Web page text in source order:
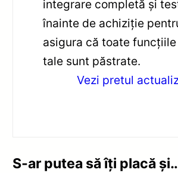
integrare completă și
înainte de achiziție
asigura că toate
tale sunt păstrate.
Vezi pretul
S-ar putea să îți placă